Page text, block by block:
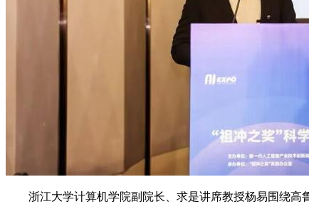
浙江大学计算机学院副院长、求是讲席教授杨易围绕高